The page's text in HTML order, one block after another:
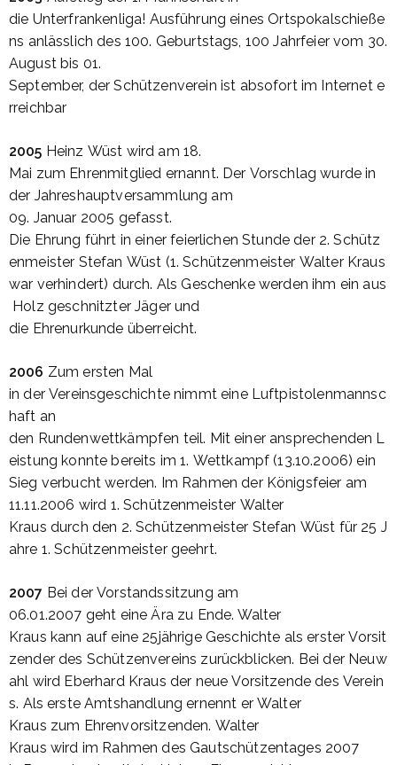
die Unterfrankenliga! Ausführung eines Ortspokalschieße
ns anlässlich des 100. Geburtstags, 100Jahrfeier vom 30.
Augustbis 01.
September, der Schützenverein ist absofort im Internet e
rreichbar
2005 Heinz Wüst wird am 18.
Mai zum Ehrenmitglied ernannt. Der Vorschlag wurde in
der Jahreshauptversammlung am
09. Januar 2005 gefasst.
Die Ehrung führt ineiner feierlichen Stunde der2.Schütz
enmeister Stefan Wüst (1.Schützenmeister Walter Kraus
war verhindert) durch. Als Geschenke werden ihm ein aus
Holz geschnitzter Jägerund
die Ehrenurkunde überreicht.
2006 Zum ersten Mal
inder Vereinsgeschichte nimmt eine Luftpistolenmannsc
haft an
den Rundenwettkämpfen teil. Mit einer ansprechenden L
eistung konnte bereits im 1. Wettkampf (13.10.2006)ein
Sieg verbucht werden. Im Rahmen der Königsfeier am
11.11.2006 wird 1.Schützenmeister Walter
Kraus durch den 2.Schützenmeister Stefan Wüst für 25 J
ahre 1.Schützenmeister geehrt.
2007 Bei der Vorstandssitzung am
06.01.2007 geht eine Ära zu Ende. Walter
Kraus kann auf eine 25jährige Geschichte als erster Vorsit
zenderdes Schützenvereins zurückblicken. Bei der Neuw
ahl wird EberhardKraus der neue Vorsitzende des Verein
s. Als erste Amtshandlung ernennt erWalter
Kraus zum Ehrenvorsitzenden. Walter
Kraus wird im Rahmen desGautschützentages 2007